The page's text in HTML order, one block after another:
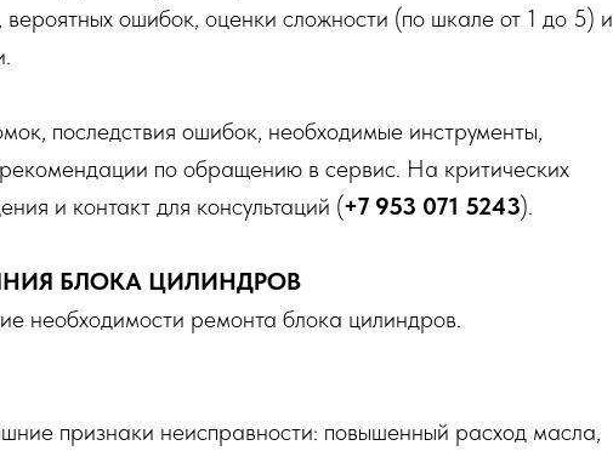
ошибок, оценки сложности (по шкале от 1 до 5) и
последствия ошибок, необходимые инструменты,
по обращению в сервис. На критических
и контакт для консультаций (+7 953 071 5243).
БЛОКА ЦИЛИНДРОВ
необходимости ремонта блока цилиндров.
признаки неисправности: повышенный расход масла,